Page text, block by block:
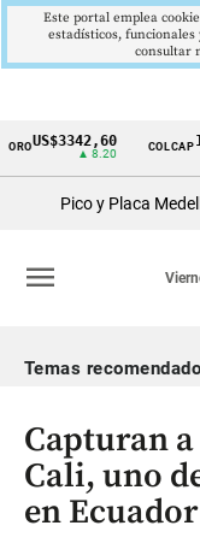
Cintillo
Colombia
US$3342,60
▲ 8.20
COLCAP
Pico y Placa
menu
Temas
Capturan
Cali, uno
en Ecuador
Este portal emplea
estadísticos,
consultar